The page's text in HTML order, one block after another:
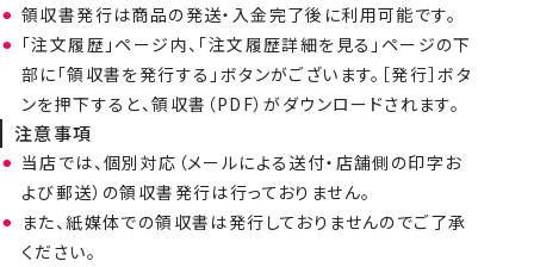
領収書発行は商品の発送・入金完了後に利用可能です。
「注文履歴」ページ内、「注文履歴詳細を見る」ページの下
部に「領収書を発行する」ボタンがございます。［発行］ボタ
ンを押下すると、領収書（PDF）がダウンロードされます。
注意事項
当店では、個別対応（メールによる送付・店舗側の印字お
よび郵送）の領収書発行は行っておりません。
また、紙媒体での領収書は発行しておりませんのでご了承
ください。